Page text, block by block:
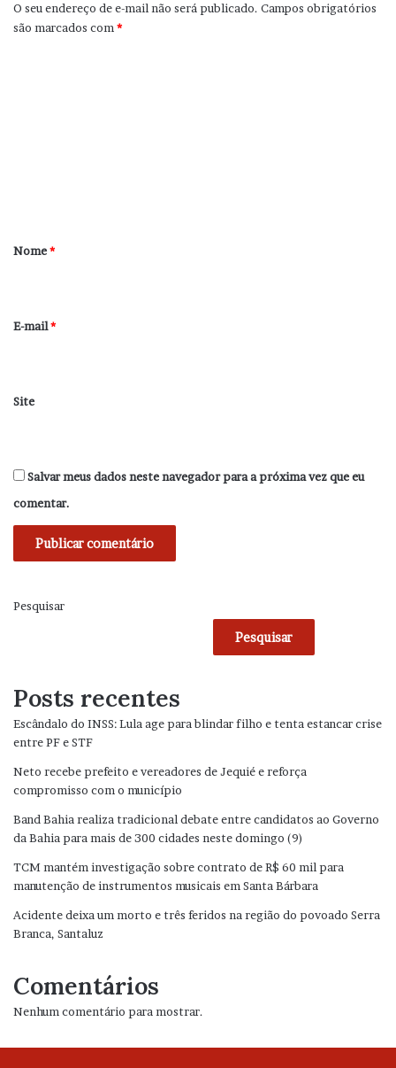
O seu endereço de e-mail não será publicado. Campos obrigatórios
são marcados com*
r
*
Nome*
E-mail*
Site
Salvar meus dados neste navegador para a próxima vez que eu
comentar.
Pesquisar
Pesquisar
Posts recentes
Escândalo do INSS: Lula age para blindar filho e tenta estancar crise
entre PF e STF
Neto recebe prefeito e vereadores de Jequié e reforça
compromisso com o município
Band Bahia realiza tradicional debate entre candidatos ao Governo
da Bahia para mais de 300 cidades neste domingo (9)
TCM mantém investigação sobre contrato de R$ 60 mil para
manutenção de instrumentos musicais em Santa Bárbara
Acidente deixa um morto e três feridos na região do povoado Serra
Branca, Santaluz
Comentários
Nenhum comentário para mostrar.